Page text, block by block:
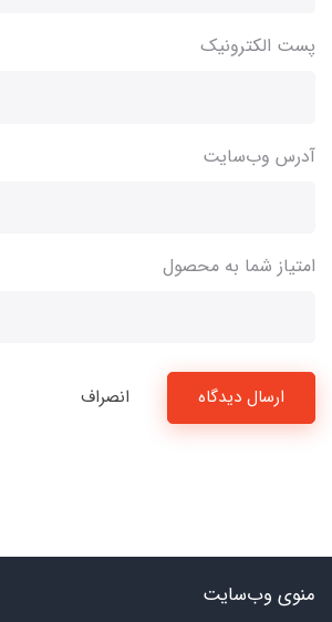
پست الکترونیک
آدرس وب‌سایت
امتیاز شما به محصول
ارسال دیدگاه انصراف
منوی وب‌سایت